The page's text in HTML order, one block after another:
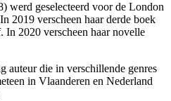
werd geselecteerd voor de London
2019 verscheen haar derde boek
In 2020 verscheen haar novelle
auteur die in verschillende genres
in Vlaanderen en Nederland